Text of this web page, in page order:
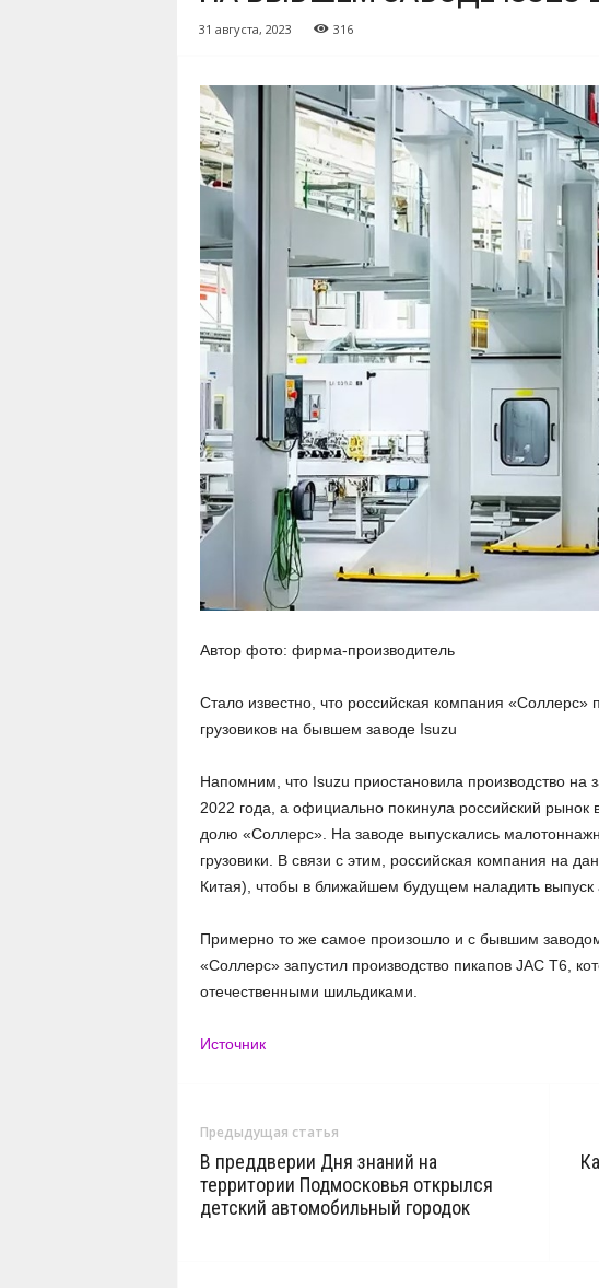
31 августа, 2023 316
Автор фото: фирма-производитель
Стало известно, что российская компания «Соллерс»
грузовиков на бывшем заводе Isuzu
Напомним, что Isuzu приостановила производство на
2022 года, а официально покинула российский
долю «Соллерс». На заводе выпускались
грузовики. В связи с этим, российская компания на
Китая), чтобы в ближайшем будущем наладить выпуск
Примерно то же самое произошло и с бывшим
«Соллерс» запустил производство пикапов JAC T6,
отечественными шильдиками.
Источник
Предыдущая статья
В преддверии Дня знаний на
территории Подмосковья открылся
детский автомобильный городок